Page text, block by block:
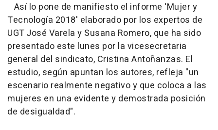
Así lo pone de manifiesto el informe 'Mujer y
Tecnología 2018' elaborado por los expertos de
UGT José Varela y Susana Romero, que ha sido
presentado este lunes por la vicesecretaria
general del sindicato, Cristina Antoñanzas. El
estudio, según apuntan los autores, refleja "un
escenario realmente negativo y que coloca a las
mujeres en una evidente y demostrada posición
de desigualdad".